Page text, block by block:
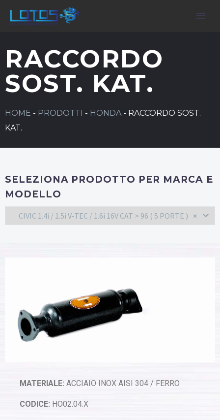
RACCORDO
SOST. KAT.
HOME - PRODOTTI - HONDA- RACCORDO SOST.
KAT.
SELEZIONA PRODOTTO PER MARCA E
MODELLO
×
CIVIC 1.4i / 1.5i V-TEC / 1.6i 16V CAT > 96 ( 5 PORTE )
MATERIALE: ACCIAIO INOX AISI 304 / FERRO
CODICE: HO02.04.X